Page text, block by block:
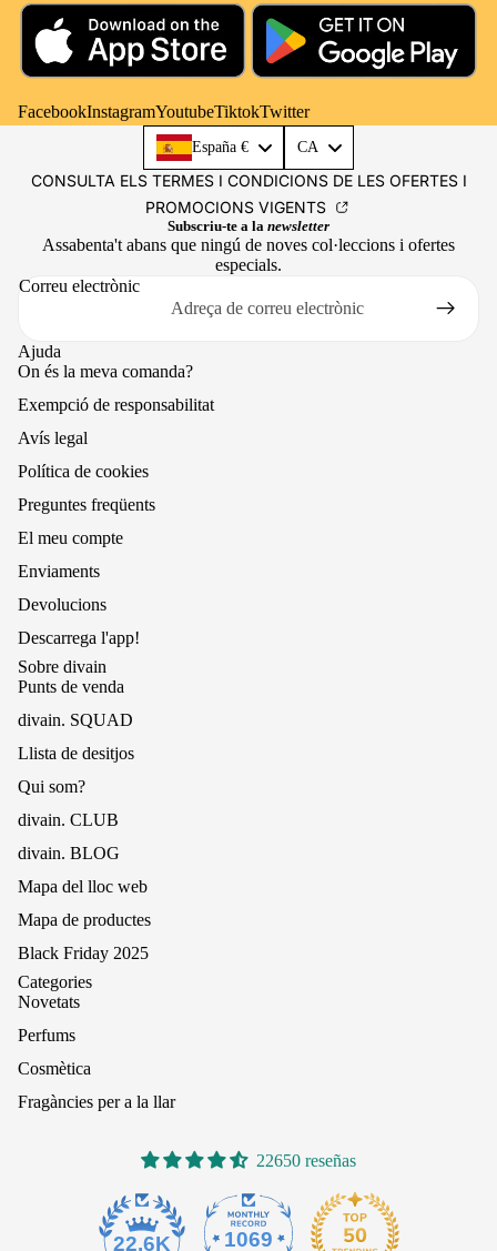
FacebookInstagramYoutubeTiktokTwitter
España € CA
CONSULTA ELS TERMES I CONDICIONS DE LES OFERTES I
PROMOCIONS VIGENTS
Subscriu-te a la newsletter
Assabenta't abans que ningú de noves col·leccions i ofertes
especials.
Correu electrònic
Ajuda
On és la meva comanda?
Exempció de responsabilitat
Avís legal
Política de cookies
Preguntes freqüents
El meu compte
Enviaments
Devolucions
Descarrega l'app!
Sobre divain
Punts de venda
divain. SQUAD
Llista de desitjos
Qui som?
divain. CLUB
divain. BLOG
Mapa del lloc web
Mapa de productes
Black Friday 2025
Categories
Novetats
Perfums
Cosmètica
Fragàncies per a la llar
22650 reseñas
22.6K 1069